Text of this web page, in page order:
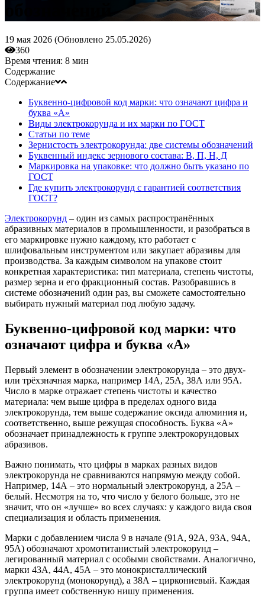
19 мая 2026 (Обновлено 25.05.2026)
360
Время чтения: 8 мин
Содержание
Содержание
Буквенно-цифровой код марки: что означают цифра и
буква «А»
Виды электрокорунда и их марки по ГОСТ
Статьи по теме
Зернистость электрокорунда: две системы обозначений
Буквенный индекс зернового состава: В, П, Н, Д
Маркировка на упаковке: что должно быть указано по
ГОСТ
Где купить электрокорунд с гарантией соответствия
ГОСТ?
Электрокорунд – один из самых распространённых
абразивных материалов в промышленности, и разобраться в
его маркировке нужно каждому, кто работает с
шлифовальным инструментом или закупает абразивы для
производства. За каждым символом на упакове стоит
конкретная характеристика: тип материала, степень чистоты,
размер зерна и его фракционный состав. Разобравшись в
системе обозначений один раз, вы сможете самостоятельно
выбирать нужный материал под любую задачу.
Буквенно-цифровой код марки: что
означают цифра и буква «А»
Первый элемент в обозначении электрокорунда – это двух-
или трёхзначная марка, например 14А, 25А, 38А или 95А.
Число в марке отражает степень чистоты и качество
материала: чем выше цифра в пределах одного вида
электрокорунда, тем выше содержание оксида алюминия и,
соответственно, выше режущая способность. Буква «А»
обозначает принадлежность к группе электрокорундовых
абразивов.
Важно понимать, что цифры в марках разных видов
электрокорунда не сравниваются напрямую между собой.
Например, 14А – это нормальный электрокорунд, а 25А –
белый. Несмотря на то, что число у белого больше, это не
значит, что он «лучше» во всех случаях: у каждого вида своя
специализация и область применения.
Марки с добавлением числа 9 в начале (91А, 92А, 93А, 94А,
95А) обозначают хромотитанистый электрокорунд –
легированный материал с особыми свойствами. Аналогично,
марки 43А, 44А, 45А – это монокристаллический
электрокорунд (монокорунд), а 38А – циркониевый. Каждая
группа имеет собственную нишу применения.